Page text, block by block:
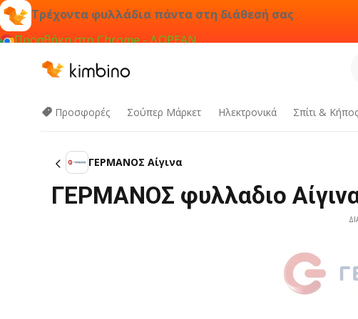
Τρέχοντα φυλλάδια πάντα στη διάθεσή σας
Προσθήκη στο Chrome - ΔΩΡΕΑΝ
Προσφορές Σούπερ Μάρκετ Hλεκτρονικά Σπίτι & Κήπος
ΓΕΡΜΑΝΟΣ Αίγινα
ΓΕΡΜΑΝΟΣ φυλλαδιο